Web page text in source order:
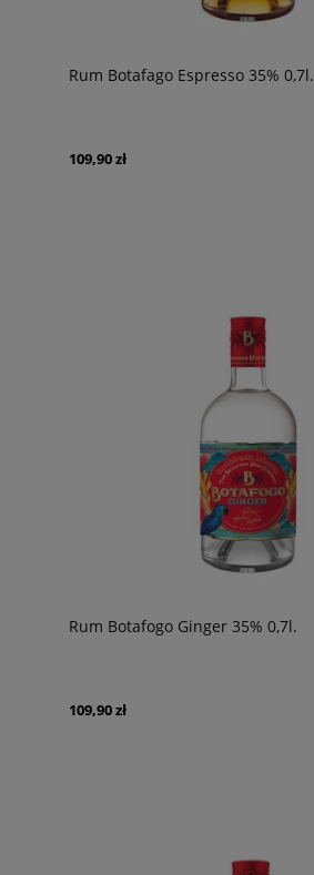
Rum Botafago Espresso 35% 0,7l.
109,90 zł
Rum Botafogo Ginger 35% 0,7l.
109,90 zł